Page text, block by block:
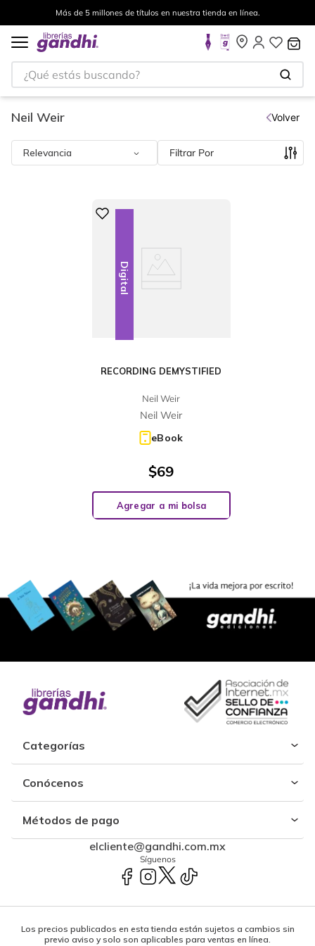
Más de 5 millones de títulos en nuestra tienda en línea.
¿Qué estás buscando?
Neil Weir Volver
Relevancia Filtrar
Digital
RECORDING DEMYSTIFIED
Neil Weir
Neil Weir
eBook
$69
Agregar a mi bolsa
Categorías
Conócenos
Métodos de pago
elcliente@gandhi.com.mx
Síguenos
Los precios publicados en esta tienda están sujetos a cambios sin
previo aviso y solo son aplicables para ventas en línea.